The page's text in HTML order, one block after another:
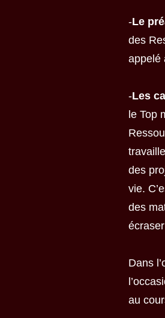
-Le
des
appelé
-Les
le Top
des
vie.
des
Dans
au